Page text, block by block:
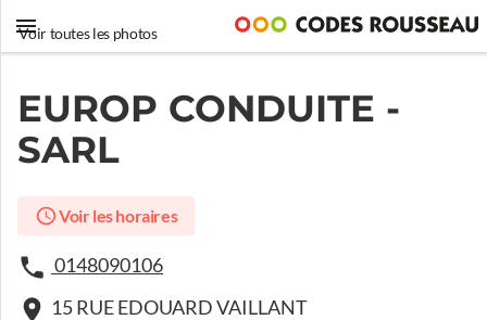
Voir toutes les photos
EUROP CONDUITE -
SARL
Voir les horaires
0148090106
15 RUE EDOUARD VAILLANT